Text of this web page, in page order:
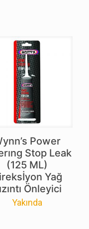
Power
Stop Leak
(125 ML)
Yağ
Önleyici
Yakında